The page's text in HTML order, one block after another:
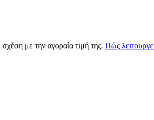
με την αγοραία τιμή της. Πώς